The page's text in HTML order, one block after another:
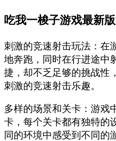
吃我一梭子游戏最新
刺激的竞速射击玩法：在
地奔跑，同时在行进途中
捷，却不乏足够的挑战性
刺激的竞速射击乐趣。
多样的场景和关卡：游戏
卡，每个关卡都有独特的
同的环境中感受到不同的